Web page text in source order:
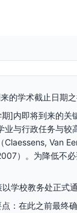
学术截止日期之
]内即将到来的关
与行政任务与较
Claessens, Van
）。为降低不必
学校教务处正式通
：在此之前最终